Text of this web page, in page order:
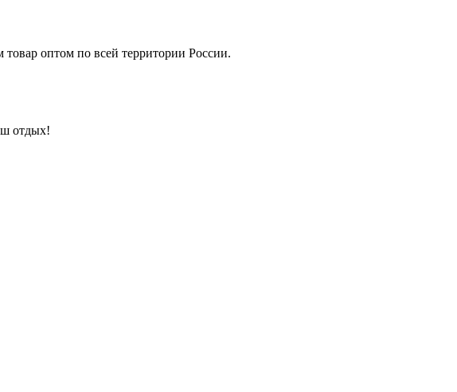
оптом по всей территории России.
отдых!